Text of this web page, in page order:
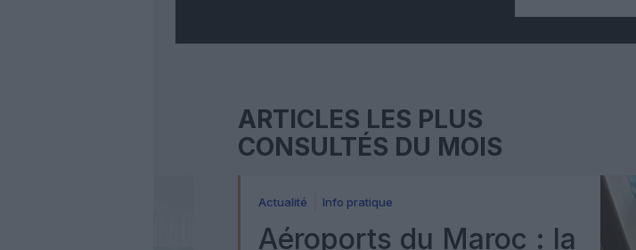
ARTICLES LES PLUS
CONSULTÉS DU MOIS
Actualité Info pratique
Aéroports du Maroc : la